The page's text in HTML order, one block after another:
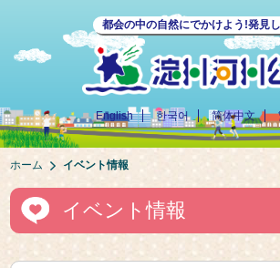
都会の中の自然にでかけよう!発見
English 한국어 简体中文
ホーム イベント情報
イベント情報